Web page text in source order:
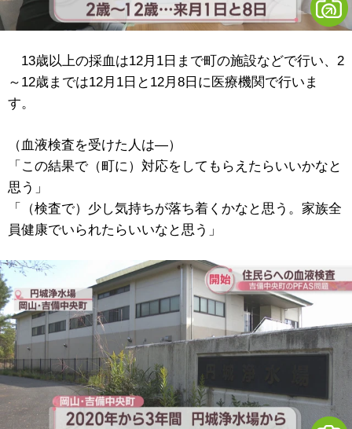
13歳以上の採血は12月1日まで町の施設などで行い、2
～12歳までは12月1日と12月8日に医療機関で行いま
す。
（血液検査を受けた人は―）
「この結果で（町に）対応をしてもらえたらいいかなと
思う」
「（検査で）少し気持ちが落ち着くかなと思う。家族全
員健康でいられたらいいなと思う」